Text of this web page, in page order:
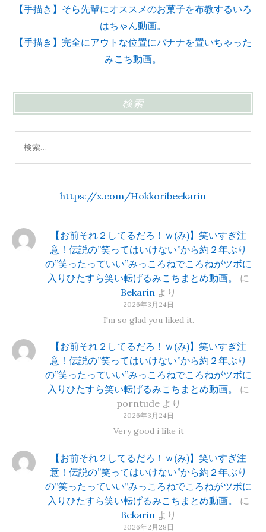
【手描き】そら先輩にオススメのお菓子を布教するいろ
はちゃん動画。
【手描き】完全にアウトな位置にバナナを置いちゃった
みこち動画。
検索
索:
https://x.com/Hokkoribeekarin
【お前それ２してるだろ！ｗ(み)】笑いすぎ注
意！伝説の”笑ってはいけない”から約２年ぶり
の”笑ったっていい”みっころねでころねがツボに
入りひたすら笑い転げるみこちまとめ動画。
に
Bekarin より
2026年3月24日
I'm so glad you liked it.
【お前それ２してるだろ！ｗ(み)】笑いすぎ注
意！伝説の”笑ってはいけない”から約２年ぶり
の”笑ったっていい”みっころねでころねがツボに
入りひたすら笑い転げるみこちまとめ動画。
に
porntudeより
2026年3月24日
Very good i like it
【お前それ２してるだろ！ｗ(み)】笑いすぎ注
意！伝説の”笑ってはいけない”から約２年ぶり
の”笑ったっていい”みっころねでころねがツボに
入りひたすら笑い転げるみこちまとめ動画。
に
Bekarin より
2026年2月28日